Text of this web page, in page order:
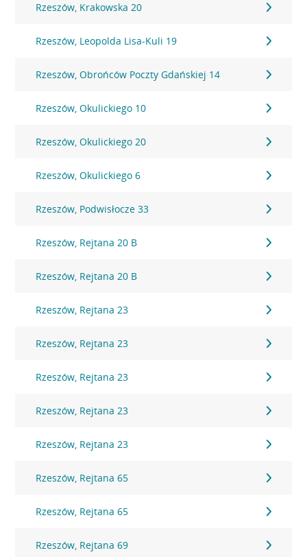
Rzeszów, Krakowska 20
Rzeszów, Leopolda Lisa-Kuli 19
Rzeszów, Obrońców Poczty Gdańskiej 14
Rzeszów, Okulickiego 10
Rzeszów, Okulickiego 20
Rzeszów, Okulickiego 6
Rzeszów, Podwisłocze 33
Rzeszów, Rejtana 20 B
Rzeszów, Rejtana 20 B
Rzeszów, Rejtana 23
Rzeszów, Rejtana 23
Rzeszów, Rejtana 23
Rzeszów, Rejtana 23
Rzeszów, Rejtana 23
Rzeszów, Rejtana 65
Rzeszów, Rejtana 65
Rzeszów, Rejtana 69